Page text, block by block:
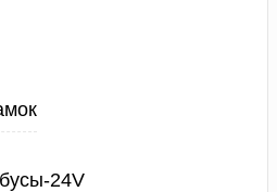
24V